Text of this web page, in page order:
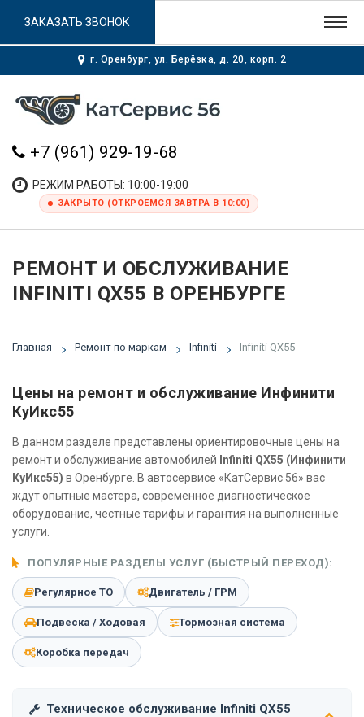
г. Оренбург, ул. Берёзка, д. 20, корп. 2
+7 (961) 929-19-68
РЕЖИМ РАБОТЫ: 10:00-19:00
ЗАКРЫТО (ОТКРОЕМСЯ ЗАВТРА В 10:00)
ЗАКАЗАТЬ ЗВОНОК
РЕМОНТ И ОБСЛУЖИВАНИЕ
INFINITI QX55 В ОРЕНБУРГЕ
Главная Ремонт по маркам Infiniti Infiniti QX55
Цены на ремонт и обслуживание Инфинити
КуИкс55
В данном разделе представлены ориентировочные цены на
ремонт и обслуживание автомобилей Infiniti QX55 (Инфинити
КуИкс55) в Оренбурге. В автосервисе «КатСервис 56» вас
ждут опытные мастера, современное диагностическое
оборудование, честные тарифы и гарантия на выполненные
услуги.
ПОПУЛЯРНЫЕ РАЗДЕЛЫ УСЛУГ (БЫСТРЫЙ ПЕРЕХОД):
Регулярное ТО Двигатель / ГРМ
Подвеска / Ходовая Тормозная система
Коробка передач
Техническое обслуживание Infiniti QX55